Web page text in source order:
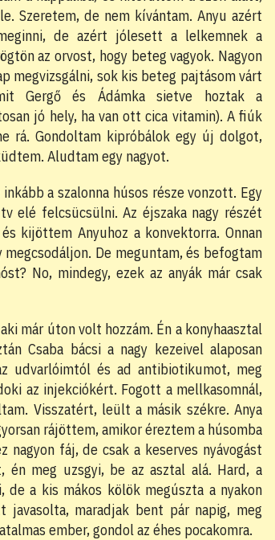
Szeretem, de nem kívántam. Anyu azért
de azért jólesett a lelkemnek a
az orvost, hogy beteg vagyok. Nagyon
megvizsgálni, sok kis beteg pajtásom várt
Gergő és Ádámka sietve hoztak a
jó hely, ha van ott cica vitamin). A fiúk
rá. Gondoltam kipróbálok egy új dolgot,
Aludtam egy nagyot.
a szalonna húsos része vonzott. Egy
elé felcsücsülni. Az éjszaka nagy részét
kijöttem Anyuhoz a konvektorra. Onnan
De meguntam, és befogtam
No, mindegy, ezek az anyák már csak
már úton volt hozzám. Én a konyhaasztal
Csaba bácsi a nagy kezeivel alaposan
udvarlóimtól és ad antibiotikumot, meg
az injekciókért. Fogott a mellkasomnál,
Visszatért, leült a másik székre. Anya
rájöttem, amikor éreztem a húsomba
fáj, de csak a keserves nyávogást
meg uzsgyi, be az asztal alá. Hard, a
a kis mákos kölök megúszta a nyakon
maradjak bent pár napig, meg
ember, gondol az éhes pocakomra.